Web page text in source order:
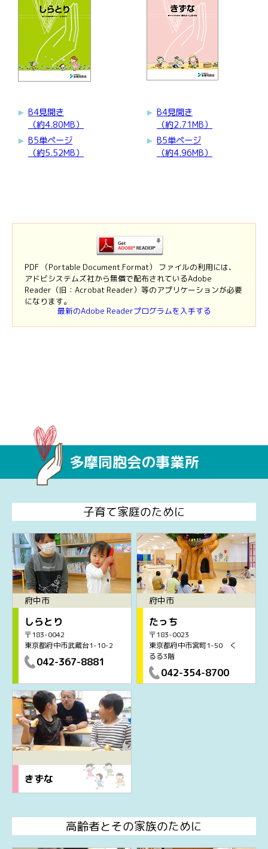
B4見開き
（約4.80MB）
B5単ページ
（約5.52MB）
B4見開き
（約2.71MB）
B5単ページ
（約4.96MB）
PDF （Portable Document Format） ファイルの利用には、
アドビシステムズ社から無償で配布されているAdobe
Reader（旧：Acrobat Reader）等のアプリケーションが必要
になります。
最新のAdobe Readerプログラムを入手する
多摩同胞会の事業所
子育て家庭のために
府中市
しらとり
〒183-0042
東京都府中市武蔵台1-10-2
042-367-8881
府中市
たっち
〒183-0023
東京都府中市宮町1-50 く
るる3階
042-354-8700
きずな
高齢者とその家族のために